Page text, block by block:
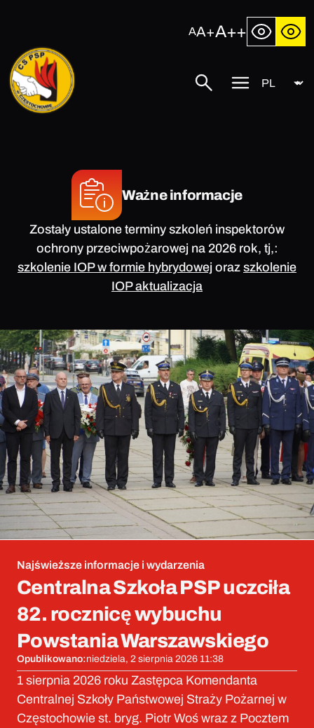
AA+A++
Centralna
Szkoła
Państwowej
SzukajPrzycisk
Język
Ważne informacje
Zostały ustalone terminy szkoleń inspektorów
ochrony przeciwpożarowej na 2026 rok, tj,:
szkolenie IOP w formie hybrydowej oraz szkolenie
IOP aktualizacja
Najświeższe informacje i wydarzenia
Centralna Szkoła PSP uczciła
82. rocznicę wybuchu
Powstania Warszawskiego
Opublikowano:niedziela, 2 sierpnia 2026 11:38
1 sierpnia 2026 roku Zastępca Komendanta
Centralnej Szkoły Państwowej Straży Pożarnej w
Częstochowie st. bryg. Piotr Woś wraz z Pocztem